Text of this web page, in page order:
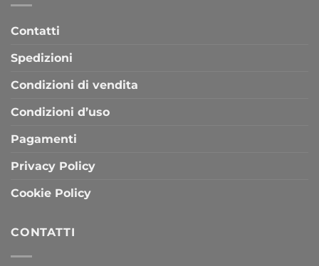
Contatti
Spedizioni
Condizioni di vendita
Condizioni d’uso
Pagamenti
Privacy Policy
Cookie Policy
CONTATTI